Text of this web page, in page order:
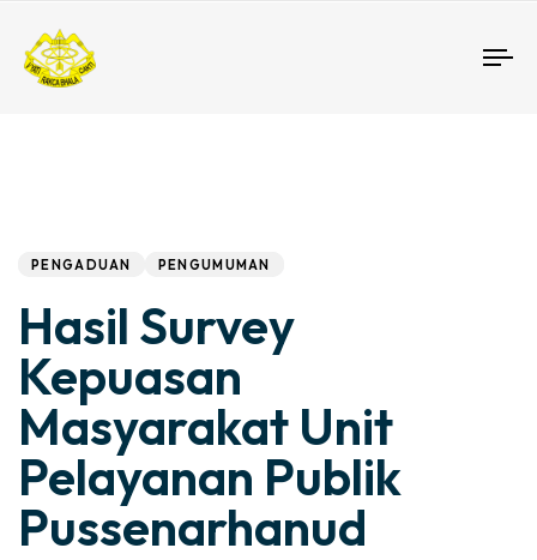
PENGADUAN PENGUMUMAN
Hasil Survey
Kepuasan
Masyarakat Unit
Pelayanan Publik
Pussenarhanud